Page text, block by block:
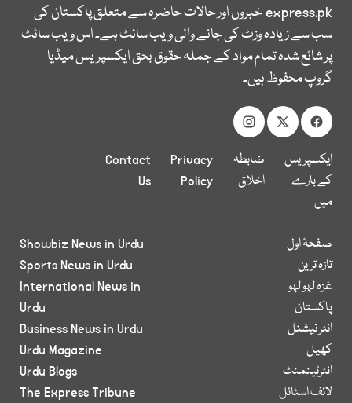
express.pkخبروں اور حالات حاضرہ سے متعلق پاکستان کی
سب سے زیادہ وزٹ کی جانے والی ویب سائٹ ہے۔ اس ویب سائٹ
پر شائع شدہ تمام مواد کے جملہ حقوق بحق ایکسپریس میڈیا
گروپ محفوظ ہیں۔
ایکسپریس
کے بارے
میں
ضابطہ
اخلاق
Privacy
Policy
Contact
Us
صفحۂ اول
تازہ ترین
غزہ لہو لہو
پاکستان
انٹر نیشنل
کھیل
انٹرٹینمنٹ
لائف اسٹائل
Showbiz News in Urdu
Sports News in Urdu
International News in
Urdu
Business News in Urdu
Urdu Magazine
Urdu Blogs
The Express Tribune